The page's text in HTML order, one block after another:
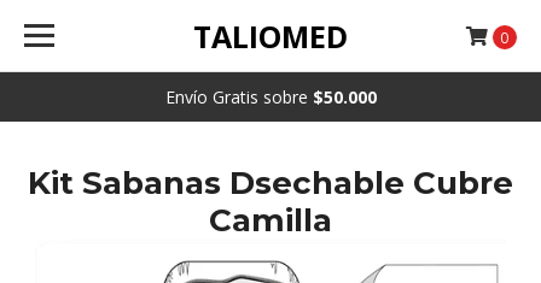
Envío Gratis sobre $50.000
TALIOMED 0
Kit Sabanas Dsechable Cubre
Camilla